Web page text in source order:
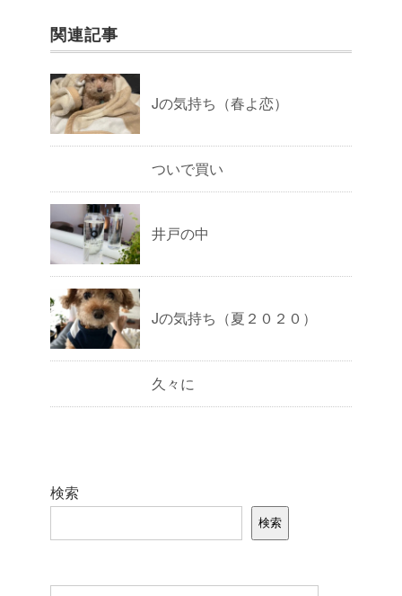
関連記事
Jの気持ち（春よ恋）
ついで買い
井戸の中
Jの気持ち（夏２０２０）
久々に
検索
検索